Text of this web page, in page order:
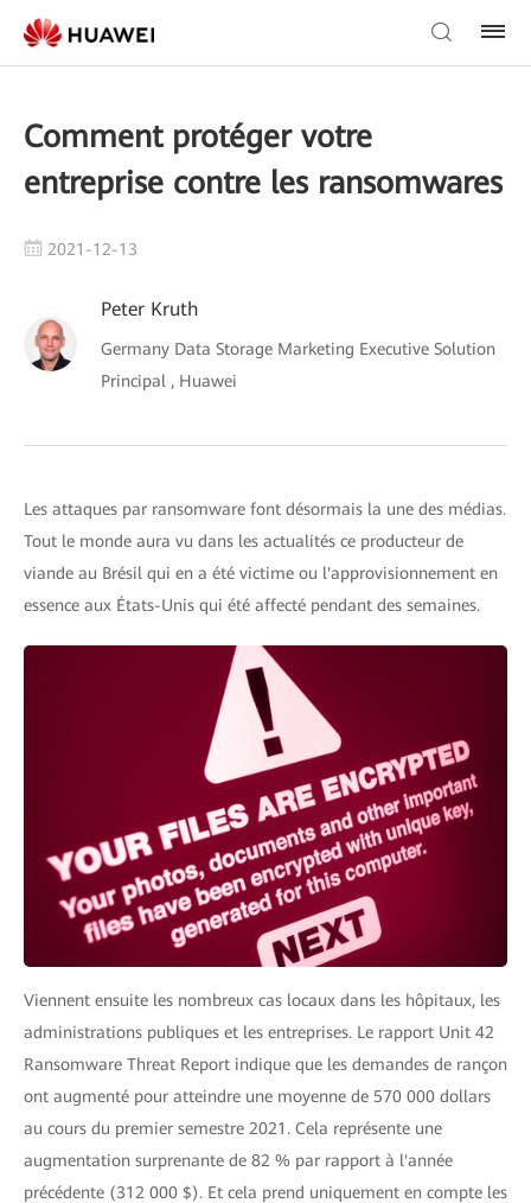
Comment protéger votre
entreprise contre les ransomwares
2021-12-13
Peter Kruth
Germany Data Storage Marketing Executive Solution
Principal , Huawei
Les attaques par ransomware font désormais la une des médias.
Tout le monde aura vu dans les actualités ce producteur de
viande au Brésil qui en a été victime ou l'approvisionnement en
essence aux États-Unis qui été affecté pendant des semaines.
Viennent ensuite les nombreux cas locaux dans les hôpitaux, les
administrations publiques et les entreprises. Le rapport Unit 42
Ransomware Threat Report indique que les demandes de rançon
ont augmenté pour atteindre une moyenne de 570 000 dollars
au cours du premier semestre 2021. Cela représente une
augmentation surprenante de 82 % par rapport à l'année
précédente (312 000 $). Et cela prend uniquement en compte les